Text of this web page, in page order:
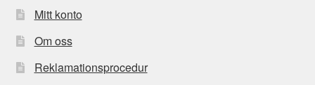
Mitt konto
Om oss
Reklamationsprocedur